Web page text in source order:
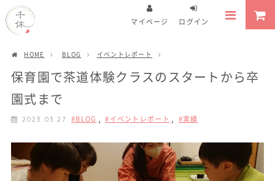
ログイン
マイページ
HOME BLOG イベントレポート
保育園で茶道体験クラスのスタートから卒
園式まで
2023.03.27 BLOG , イベントレポート , 実績